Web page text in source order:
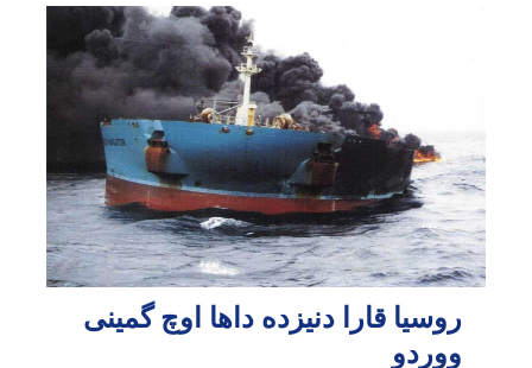
روسیا قارا دنیزده داها اوچ گمینی
ووردو